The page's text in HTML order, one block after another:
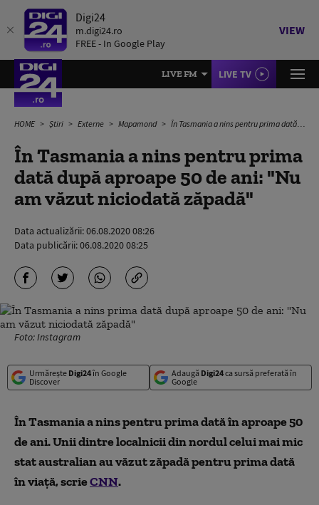
Digi24
m.digi24.ro
FREE - In Google Play
VIEW
LIVE FM LIVE TV
HOME Știri Externe Mapamond În Tasmania a nins pentru prima dată după aproape 50 de ani: "Nu am văzut niciodată zăpadă"
În Tasmania a nins pentru prima
dată după aproape 50 de ani: "Nu
am văzut niciodată zăpadă"
Data actualizării:06.08.2020 08:26
Data publicării:06.08.2020 08:25
Foto: Instagram
Urmărește Digi24în Google
Discover
Adaugă Digi24ca sursă preferată în
Google
În Tasmania a nins pentru prima dată în aproape 50
de ani. Unii dintre localnicii din nordul celui mai mic
stat australian au văzut zăpadă pentru prima dată
în viață, scrieCNN.